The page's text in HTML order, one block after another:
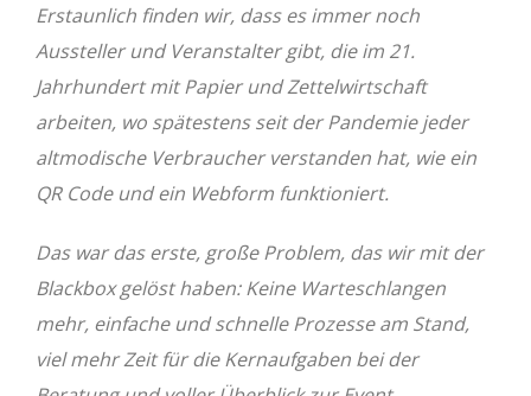
Erstaunlich finden wir, dass es immer noch
Aussteller und Veranstalter gibt, die im 21.
Jahrhundert mit Papier und Zettelwirtschaft
arbeiten, wo spätestens seit der Pandemie jeder
altmodische Verbraucher verstanden hat, wie ein
QR Code und ein Webform funktioniert.
Das war das erste, große Problem, das wir mit der
Blackbox gelöst haben: Keine Warteschlangen
mehr, einfache und schnelle Prozesse am Stand,
viel mehr Zeit für die Kernaufgaben bei der